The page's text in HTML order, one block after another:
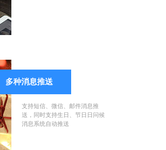
多种消息推送
支持短信、微信、邮件消息推
送，同时支持生日、节日日问候
消息系统自动推送